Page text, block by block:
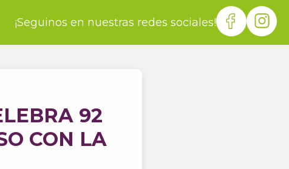
¡Seguinos en nuestras redes sociales!
92
CON LA